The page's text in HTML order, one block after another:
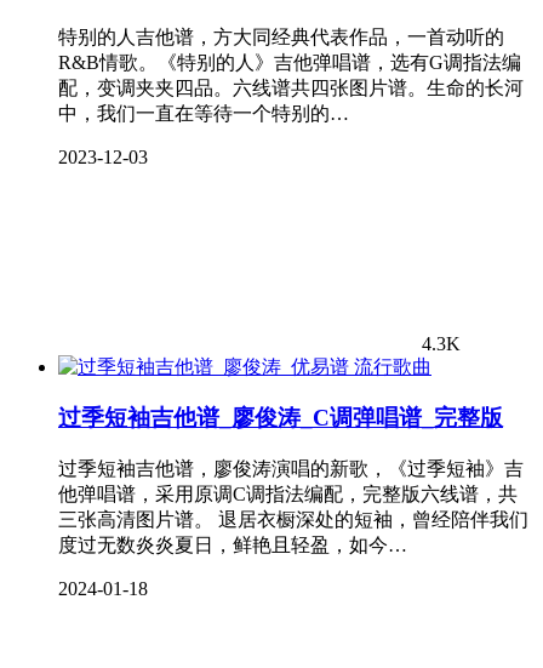
特别的人吉他谱，方大同经典代表作品，一首动听的
R&B情歌。《特别的人》吉他弹唱谱，选有G调指法编
配，变调夹夹四品。六线谱共四张图片谱。生命的长河
中，我们一直在等待一个特别的…
2023-12-03
4.3K
流行歌曲
过季短袖吉他谱_廖俊涛_C调弹唱谱_完整版
过季短袖吉他谱，廖俊涛演唱的新歌，《过季短袖》吉
他弹唱谱，采用原调C调指法编配，完整版六线谱，共
三张高清图片谱。 退居衣橱深处的短袖，曾经陪伴我们
度过无数炎炎夏日，鲜艳且轻盈，如今…
2024-01-18